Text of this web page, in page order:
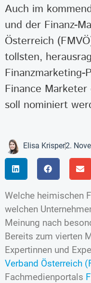
Auch im
und der Finanz-
Österreich
tollsten,
Finanzmarketing-
Finance
soll nominiert
Elisa Krisper2.
Welche heimischen
welchen
Meinung nach
Bereits zum vierten
Expertinnen und
Verband Österreich
Fachmedienportals